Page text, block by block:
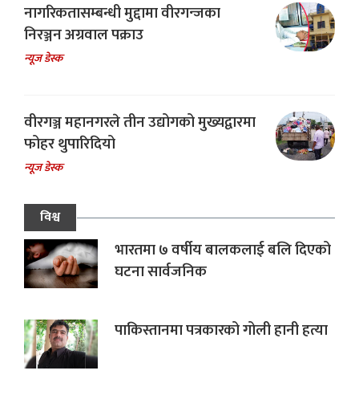
नागरिकतासम्बन्धी मुद्दामा वीरगन्जका
निरञ्जन अग्रवाल पक्राउ
न्यूज डेस्क
वीरगञ्ज महानगरले तीन उद्योगको मुख्यद्वारमा
फोहर थुपारिदियो
न्यूज डेस्क
विश्व
भारतमा ७ वर्षीय बालकलाई बलि दिएको
घटना सार्वजनिक
पाकिस्तानमा पत्रकारको गोली हानी हत्या